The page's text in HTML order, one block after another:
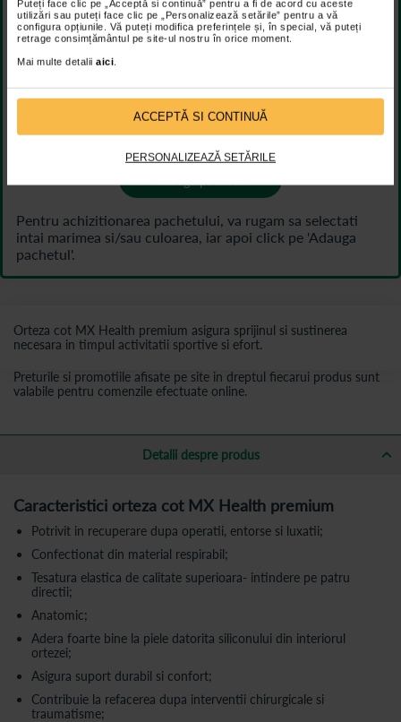
Puteți face clic pe „Acceptă si continuă” pentru a fi de acord cu aceste
utilizări sau puteți face clic pe „Personalizează setările” pentru a vă
configura opțiunile. Vă puteți modifica preferințele și, în special, vă puteți
retrage consimțământul pe site-ul nostru în orice moment.
Mai multe detalii aici
ACCEPTĂ SI CONTINUĂ
PERSONALIZEAZĂ SETĂRILE
Orteza cot MX Health premium asigura sprijinul si sustinerea
necesara in timpul activitatii sportive si efort.
47,30 Lei
74,30 Lei
Preturile si promotiile afisate pe site in dreptul fiecarui produs sunt
valabile pentru comenzile efectuate online.
Detalii despre produs
Caracteristici orteza cot MX Health premium
Potrivit in recuperare dupa operatii, entorse si luxatii;
Confectionat din material respirabil;
Tesatura elastica de calitate superioara- intindere pe patru
directii;
Anatomic;
Adera foarte bine la piele datorita siliconului din interiorul
ortezei;
Asigura suport durabil si confort;
Contribuie la refacerea dupa interventii chirurgicale si
traumatisme;